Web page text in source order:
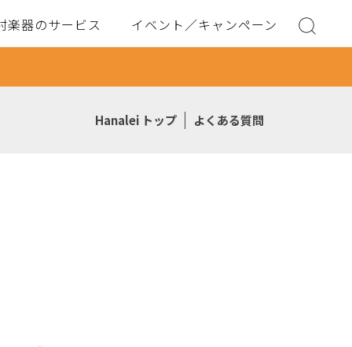
楽器のサービス イベント／キャンペーン
Hanalei トップ よくある質問